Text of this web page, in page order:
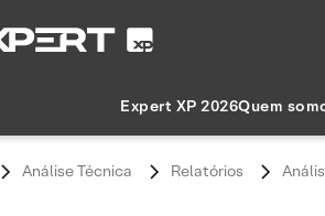
Expert XP 2026Quem
Análise Técnica Relatórios